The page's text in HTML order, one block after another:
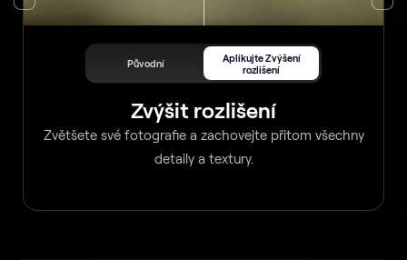
Zvýšit rozlišení
Zvětšete své fotografie a zachovejte přitom všechny
detaily a textury.
Původní
Aplikujte Zvýšení
rozlišení